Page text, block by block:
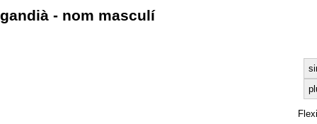
gandià - nom masculí